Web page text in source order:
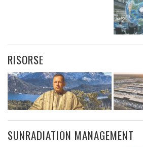
RISORSE
SUNRADIATION MANAGEMENT